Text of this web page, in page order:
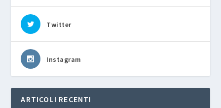
Twitter
Instagram
ARTICOLI RECENTI